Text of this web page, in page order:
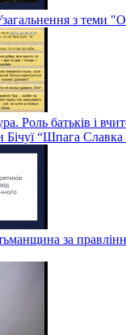
з теми
Роль батьків і
Бічуї “Шпага
за